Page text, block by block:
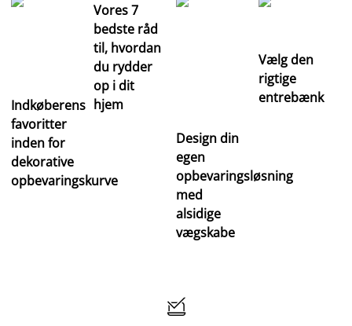
Indkøberens
favoritter
inden for
dekorative
opbevaringskurve
Vores 7
bedste råd
til, hvordan
du rydder
op i dit
hjem
Design din
egen
opbevaringsløsning
med
alsidige
vægskabe
Vælg den
rigtige
entrebænk
